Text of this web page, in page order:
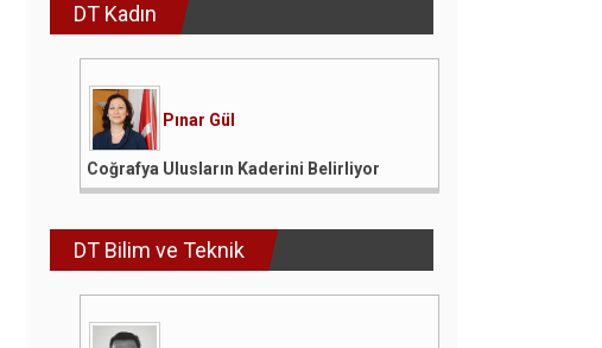
DT Kadın
Pınar Gül
Coğrafya Ulusların Kaderini Belirliyor
DT Bilim ve Teknik